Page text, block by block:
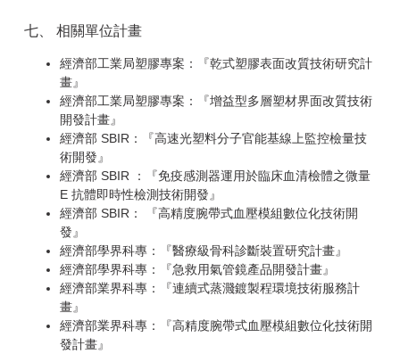
七、 相關單位計畫
經濟部工業局塑膠專案：『乾式塑膠表面改質技術研究計
畫』
經濟部工業局塑膠專案：『增益型多層塑材界面改質技術
開發計畫』
經濟部 SBIR：『高速光塑料分子官能基線上監控檢量技
術開發』
經濟部 SBIR ：『免疫感測器運用於臨床血清檢體之微量
E 抗體即時性檢測技術開發』
經濟部 SBIR： 『高精度腕帶式血壓模組數位化技術開
發』
經濟部學界科專：『醫療級骨科診斷裝置研究計畫』
經濟部學界科專：『急救用氣管鏡產品開發計畫』
經濟部業界科專：『連續式蒸濺鍍製程環境技術服務計
畫』
經濟部業界科專：『高精度腕帶式血壓模組數位化技術開
發計畫』